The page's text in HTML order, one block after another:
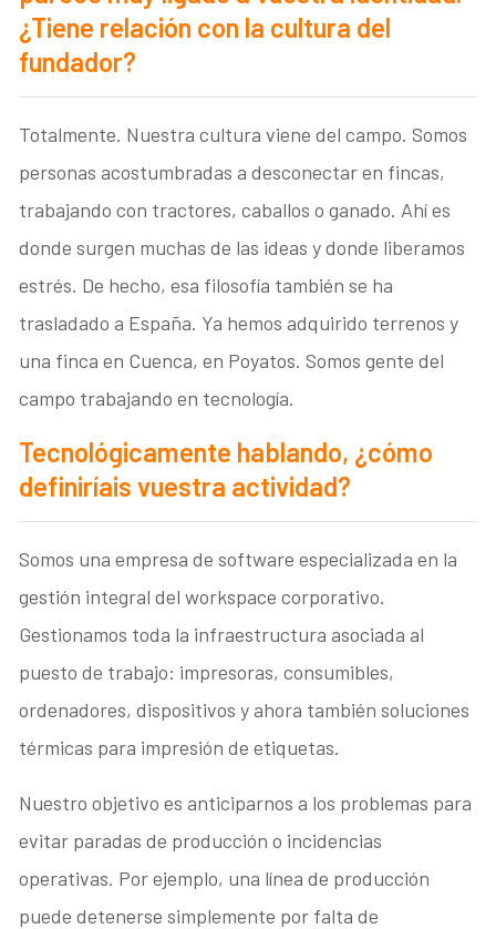
¿Tiene relación con la cultura del
fundador?
Totalmente. Nuestra cultura viene del campo. Somos
personas acostumbradas a desconectar en fincas,
trabajando con tractores, caballos o ganado. Ahí es
donde surgen muchas de las ideas y donde liberamos
estrés. De hecho, esa filosofía también se ha
trasladado a España. Ya hemos adquirido terrenos y
una finca en Cuenca, en Poyatos. Somos gente del
campo trabajando en tecnología.
Tecnológicamente hablando, ¿cómo
definiríais vuestra actividad?
Somos una empresa de software especializada en la
gestión integral del workspace corporativo.
Gestionamos toda la infraestructura asociada al
puesto de trabajo: impresoras, consumibles,
ordenadores, dispositivos y ahora también soluciones
térmicas para impresión de etiquetas.
Nuestro objetivo es anticiparnos a los problemas para
evitar paradas de producción o incidencias
operativas. Por ejemplo, una línea de producción
puede detenerse simplemente por falta de